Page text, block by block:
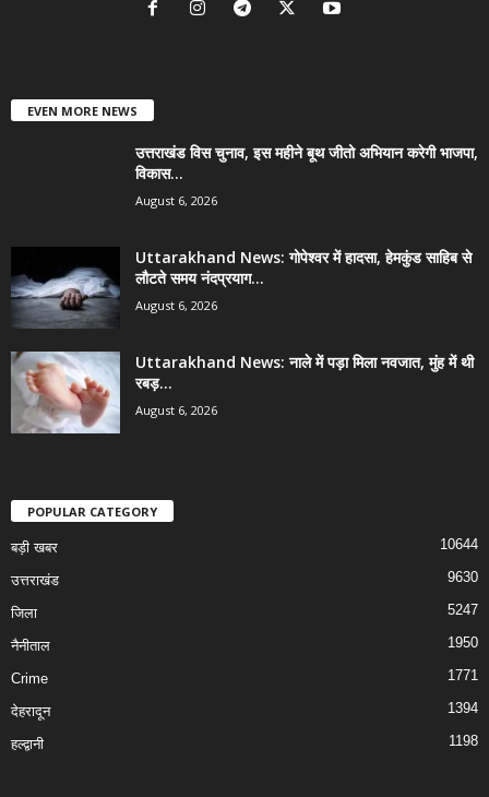
EVEN MORE NEWS
उत्तराखंड विस चुनाव, इस महीने बूथ जीतो अभियान करेगी भाजपा,
विकास...
August 6, 2026
Uttarakhand News: गोपेश्वर में हादसा, हेमकुंड साहिब से
लौटते समय नंदप्रयाग...
August 6, 2026
Uttarakhand News: नाले में पड़ा मिला नवजात, मुंह में थी
रबड़...
August 6, 2026
POPULAR CATEGORY
बड़ी खबर 10644
उत्तराखंड 9630
जिला 5247
नैनीताल 1950
Crime 1771
देहरादून 1394
हल्द्वानी 1198